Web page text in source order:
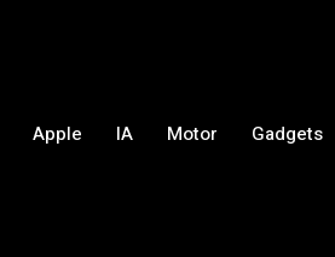
Apple IA Motor Gadgets